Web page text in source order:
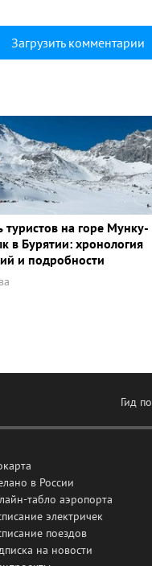
Загрузить комментарии
туристов на горе Мунку-
в Бурятии: хронология
и подробности
Гид
в России
табло аэропорта
электричек
поездов
на новости